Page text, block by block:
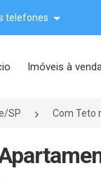
telefones
Imóveis à
SP Com Teto